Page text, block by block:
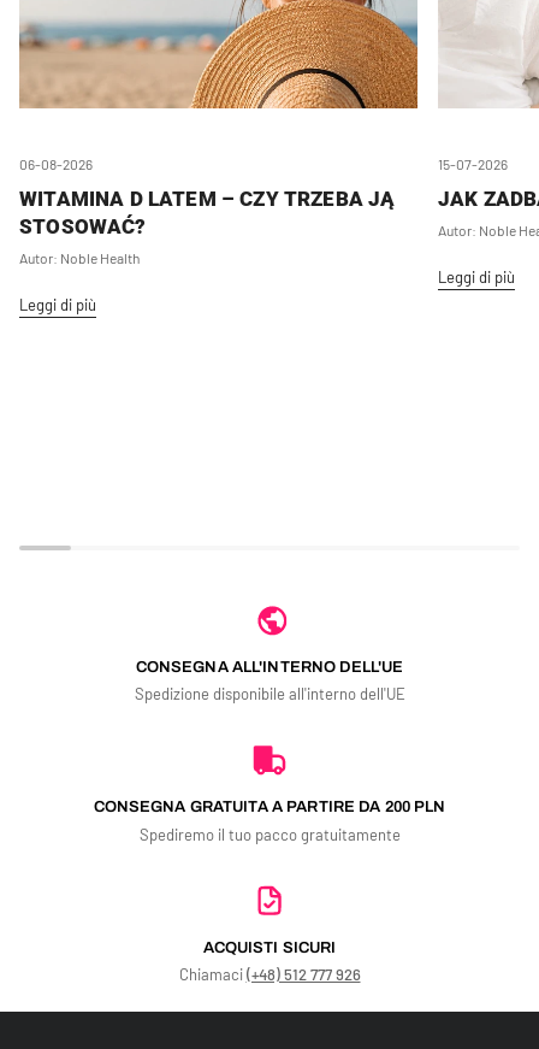
06-08-2026
WITAMINA D LATEM – CZY TRZEBA JĄ
STOSOWAĆ?
Autor: Noble Health
Leggi di più
15-07-2026
JAK
Autor: Noble
Leggi di più
CONSEGNA ALL'INTERNO DELL'UE
Spedizione disponibile all'interno dell'UE
CONSEGNA GRATUITA A PARTIRE DA 200 PLN
Spediremo il tuo pacco gratuitamente
ACQUISTI SICURI
Chiamaci(+48) 512 777 926